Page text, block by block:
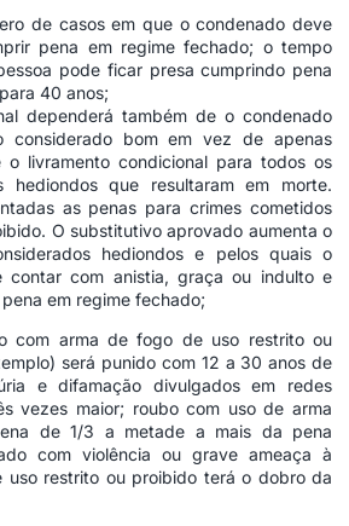
de casos em que o condenado deve
pena em regime fechado; o tempo
pode ficar presa cumprindo pena
40 anos;
dependerá também de o condenado
considerado bom em vez de apenas
o livramento condicional para todos os
hediondos que resultaram em morte.
as penas para crimes cometidos
O substitutivo aprovado aumenta o
hediondos e pelos quais o
contar com anistia, graça ou indulto e
em regime fechado;
com arma de fogo de uso restrito ou
será punido com 12 a 30 anos de
e difamação divulgados em redes
vezes maior; roubo com uso de arma
de 1/3 a metade a mais da pena
com violência ou grave ameaça à
uso restrito ou proibido terá o dobro da